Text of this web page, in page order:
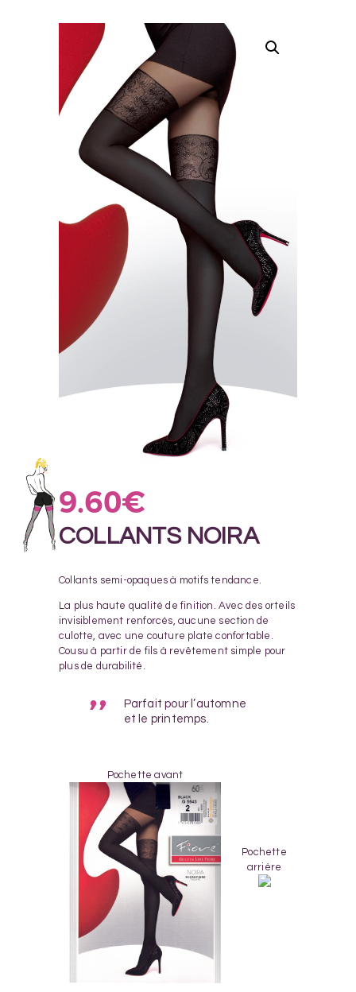
9.60€
COLLANTS NOIRA
Collants semi-opaques à motifs tendance.
La plus haute qualité de finition. Avec des orteils
invisiblement renforcés, aucune section de
culotte, avec une couture plate confortable.
Cousu à partir de fils à revêtement simple pour
plus de durabilité.
Parfait pour l’automne
et le printemps.
Pochette avant
Pochette
arrière